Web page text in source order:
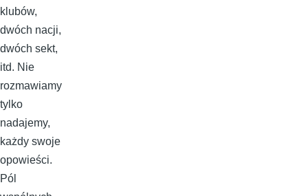
klubów,
dwóch nacji,
dwóch sekt,
itd. Nie
rozmawiamy
tylko
nadajemy,
każdy swoje
opowieści.
Pól